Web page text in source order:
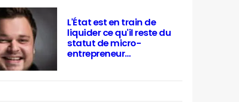
L'État est en train de
liquider ce qu'il reste du
statut de micro-
entrepreneur…